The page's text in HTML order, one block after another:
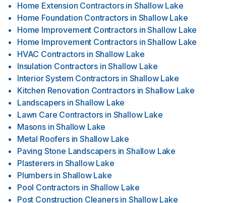
Home Extension Contractors in Shallow Lake
Home Foundation Contractors in Shallow Lake
Home Improvement Contractors in Shallow Lake
Home Improvement Contractors in Shallow Lake
HVAC Contractors in Shallow Lake
Insulation Contractors in Shallow Lake
Interior System Contractors in Shallow Lake
Kitchen Renovation Contractors in Shallow Lake
Landscapers in Shallow Lake
Lawn Care Contractors in Shallow Lake
Masons in Shallow Lake
Metal Roofers in Shallow Lake
Paving Stone Landscapers in Shallow Lake
Plasterers in Shallow Lake
Plumbers in Shallow Lake
Pool Contractors in Shallow Lake
Post Construction Cleaners in Shallow Lake